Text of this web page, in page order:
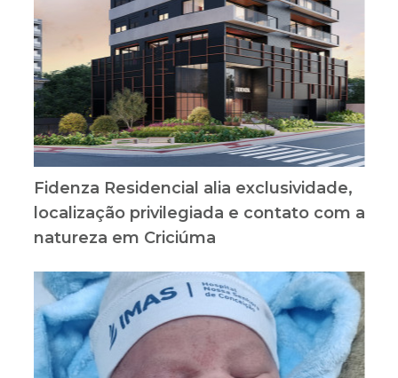
Fidenza Residencial alia exclusividade,
localização privilegiada e contato com a
natureza em Criciúma